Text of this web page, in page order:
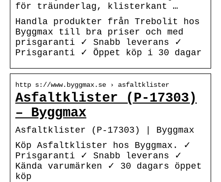
för träunderlag, klisterkant …
Handla produkter från Trebolit hos
Byggmax till bra priser och med
prisgaranti ✓ Snabb leverans ✓
Prisgaranti ✓ Öppet köp i 30 dagar
http s://www.byggmax.se › asfaltklister
Asfaltklister (P-17303)
– Byggmax
Asfaltklister (P-17303) | Byggmax
Köp Asfaltklister hos Byggmax. ✓
Prisgaranti ✓ Snabb leverans ✓
Kända varumärken ✓ 30 dagars öppet
köp